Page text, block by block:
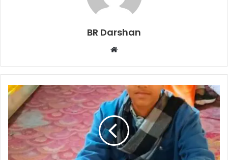
BR Darshan
b
s
i
t
e